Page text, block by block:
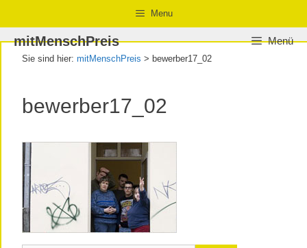
Inhalt
springen
Navigation
springen
Inhalt
springen
Menu
mitMenschPreis Menü
Sie sind hier: mitMenschPreis > bewerber17_02
bewerber17_02